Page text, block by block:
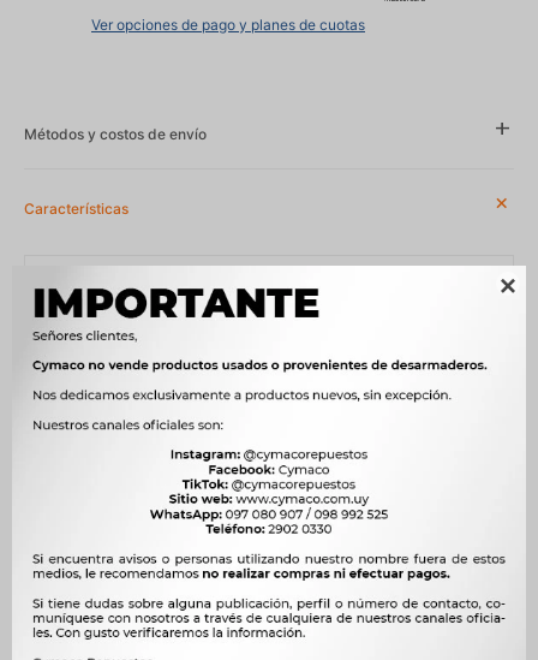

Ver opciones de pago y planes de cuotas
Métodos y costos de envío
Características
Compatibilidad
Modelo BOXER, DUCATO, JUMPER
2.5 D 8140.67 SOFIM DIESEL, 2.5 D T9A (DJ5) DIESEL, 2.5 TD
8140.47 DIESEL, 2.5 TD T8A (DJ5 T) DIESEL, 2.8 D 8140.63 DIESEL,
2.8 HDi 8140.43S SOFIM DIESEL
OEM 534, 1305051080, 1305134080, 1331306080, 1629D1
   